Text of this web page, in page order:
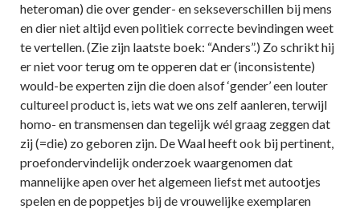
heteroman) die over gender- en sekseverschillen bij mens
en dier niet altijd even politiek correcte bevindingen weet
te vertellen. (Zie zijn laatste boek: “Anders”.) Zo schrikt hij
er niet voor terug om te opperen dat er (inconsistente)
would-be experten zijn die doen alsof ‘gender’ een louter
cultureel product is, iets wat we ons zelf aanleren, terwijl
homo- en transmensen dan tegelijk wél graag zeggen dat
zij (=die) zo geboren zijn. De Waal heeft ook bij pertinent,
proefondervindelijk onderzoek waargenomen dat
mannelijke apen over het algemeen liefst met autootjes
spelen en de poppetjes bij de vrouwelijke exemplaren